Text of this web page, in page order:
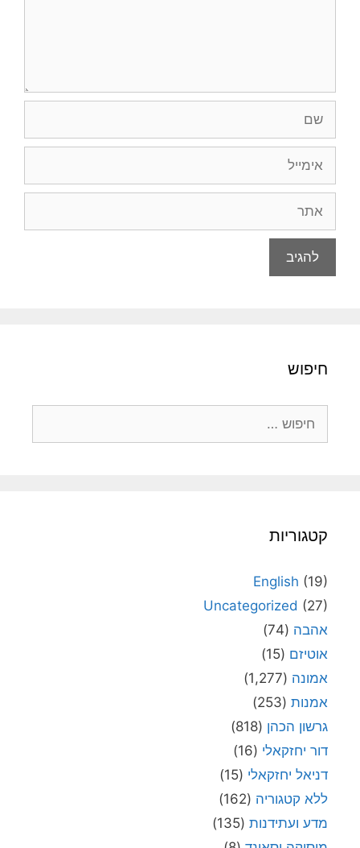
חיפוש
קטגוריות
English (19)
Uncategorized (27)
אהבה (74)
אוטיזם (15)
אמונה (1,277)
אמנות (253)
גרשון הכהן (818)
דור יחזקאלי (16)
דניאל יחזקאלי (15)
ללא קטגוריה (162)
מדע ועתידנות (135)